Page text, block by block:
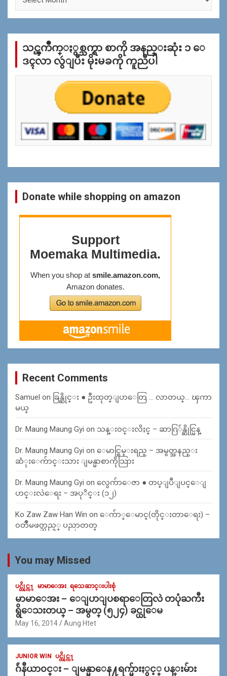
က္
န္
သင္ၾကိဳက္ႏွစ္သက္ရာ စာကို အနည္းဆုံး ၁ ေ
ဒၚလာ လွဴျပီး မိုးမခကို ကူညီပါ
Donate while shopping on amazon
Recent Comments
Samuel on ခြန္ဆိုင္း ● ဦးထုတ္ျပာေတြ … လာတယ္… ၾကာ
မယ္
Dr. Maung Maung Gyi on သန္း၀င္းလိႈင္ – ဆာဂြ်န္ဆိုင္မြန္
Dr. Maung Maung Gyi on ေမာင္စြမ္းရည္ – အမွတ္အနည္း
ဆံုးေက်ာင္းသား ျမန္မာစာကိုသြား
Dr. Maung Maung Gyi on လွေက်ာေဇာ ● တပ္ျပဳျပင္ေျ
ပာင္းလဲေရး – အပုိင္း (၁၂)
Ko Zaw Zaw Han Win on ေက်ာ္ေမာင္(တိုင္းတာေရး) –
၀တၳဳမဖတ္သည့္ ပညာတတ္
You may Missed
ပင္တိုင္က႑ မာမာေအး ရသေဆာင္းပါးစုံ
မာမာေအး – ေျပာျပစရာေတြလဲ တပုံႀကီး
ရွိေသးတယ္ – အမွတ္ (၅၂၄) ခင္ယုေမ
May 16, 2014 Aung Htet
JUNIOR WIN ပင္တိုင္က႑
ဂ်ဴနီယာ၀င္း – ျမန္မာေန႔ရက္မ်ားႏွင့္ ပန္းမ်ား